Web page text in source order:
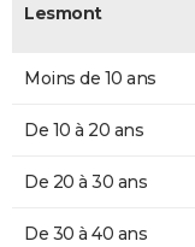
Lesmont
Moins de 10 ans
De 10 à 20 ans
De 20 à 30 ans
De 30 à 40 ans